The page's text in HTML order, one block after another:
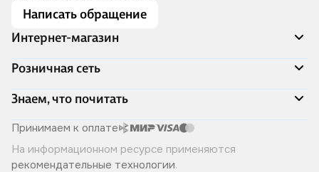
Написать обращение
Интернет-магазин
Акции
Доставка и оплата
Программа лояльности
Подарочные сертификаты
Правила продажи
Политика конфиденциальности
Розничная сеть
Адреса магазинов
Книжный Дозор
О компании
Читай-город для бизнеса
Хотите у нас работать?
Знаем, что почитать
Скоро в продаже
Лучшие из лучших
Читай-журнал
Принимаем к оплате
На информационном ресурсе применяются
рекомендательные технологии.